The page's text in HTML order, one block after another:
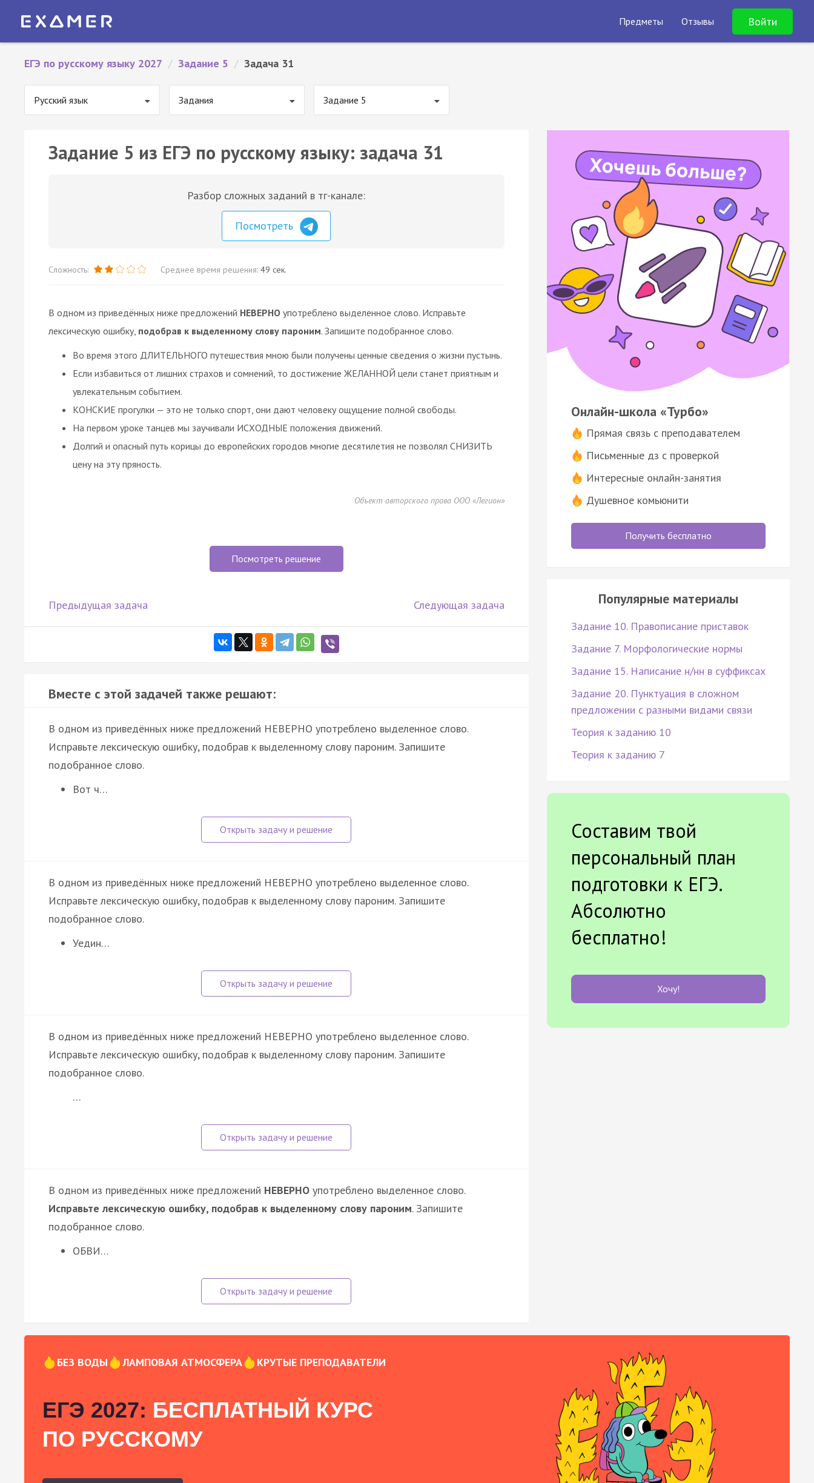
Предметы Отзывы Войти
ЕГЭ по русскому языку 2027 / Задание 5 / Задача 31
Русский язык Задания Задание 5
Задание 5 из ЕГЭ по русскому языку: задача 31
Разбор сложных заданий в тг-канале:
Посмотреть
Сложность: Среднее время решения: 49 сек.
В одном из приведённых ниже предложений НЕВЕРНО употреблено выделенное слово. Исправьте
лексическую ошибку, подобрав к выделенному слову пароним. Запишите подобранное слово.
Во время этого ДЛИТЕЛЬНОГО путешествия мною были получены ценные сведения о жизни пустынь.
Если избавиться от лишних страхов и сомнений, то достижение ЖЕЛАННОЙ цели станет приятным и
увлекательным событием.
КОНСКИЕ прогулки — это не только спорт, они дают человеку ощущение полной свободы.
На первом уроке танцев мы заучивали ИСХОДНЫЕ положения движений.
Долгий и опасный путь корицы до европейских городов многие десятилетия не позволял СНИЗИТЬ
цену на эту пряность.
Объект авторского права ООО «Легион»
Посмотреть решение
Предыдущая задача Следующая задача
Вместе с этой задачей также решают:
В одном из приведённых ниже предложений НЕВЕРНО употреблено выделенное слово.
Исправьте лексическую ошибку, подобрав к выделенному слову пароним. Запишите
подобранное слово.
Вот ч…
В одном из приведённых ниже предложений НЕВЕРНО употреблено выделенное слово.
Исправьте лексическую ошибку, подобрав к выделенному слову пароним. Запишите
подобранное слово.
Уедин…
В одном из приведённых ниже предложений НЕВЕРНО употреблено выделенное слово.
Исправьте лексическую ошибку, подобрав к выделенному слову пароним. Запишите
подобранное слово.
…
В одном из приведённых ниже предложений НЕВЕРНО употреблено выделенное слово.
Исправьте лексическую ошибку, подобрав к выделенному слову пароним. Запишите
подобранное слово.
ОБВИ…
Онлайн-школа «Турбо»
Прямая связь с преподавателем
Письменные дз с проверкой
Интересные онлайн-занятия
Душевное комьюнити
Получить бесплатно
Популярные материалы
Задание 10. Правописание приставок
Задание 7. Морфологические нормы
Задание 15. Написание н/нн в суффиксах
Задание 20. Пунктуация в сложном
предложении с разными видами связи
Теория к заданию 10
Теория к заданию 7
Составим твой
персональный план
подготовки к ЕГЭ.
Абсолютно
бесплатно!
Хочу!
БЕЗ ВОДЫ ЛАМПОВАЯ АТМОСФЕРА КРУТЫЕ ПРЕПОДАВАТЕЛИ
ЕГЭ 2027: БЕСПЛАТНЫЙ КУРС
ПО РУССКОМУ